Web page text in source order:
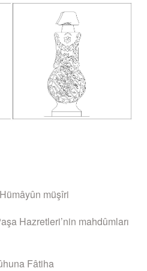
müşîri
Hazretleri’nin mahdûmları
Fâtiha